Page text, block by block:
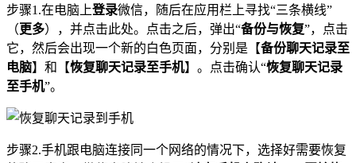
步骤1.在电脑上登录微信，随后在应用栏上寻找“三条横线”
（更多），并点击此处。点击之后，弹出“备份与恢复”，点击
它，然后会出现一个新的白色页面，分别是【备份聊天记录至
电脑】和【恢复聊天记录至手机】。点击确认“恢复聊天记录
至手机”。
步骤2.手机跟电脑连接同一个网络的情况下，选择好需要恢复